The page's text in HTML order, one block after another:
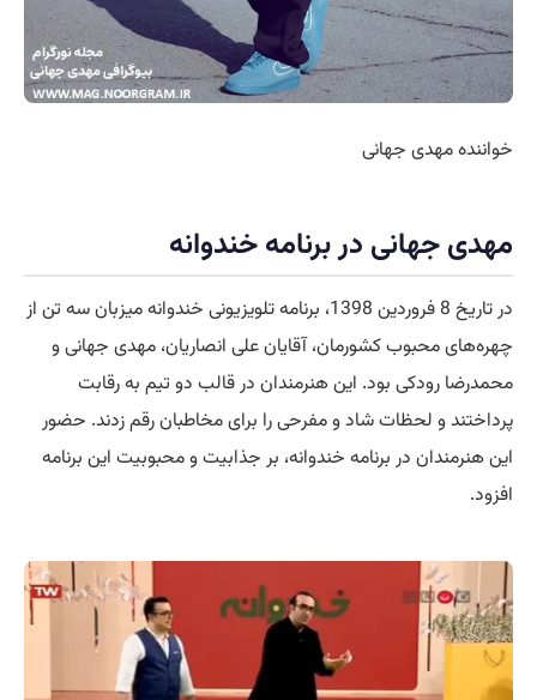
خواننده مهدی جهانی
مهدی جهانی در برنامه خندوانه
در تاریخ 8 فروردین 1398، برنامه تلویزیونی خندوانه میزبان سه تن از
چهره‌های محبوب کشورمان، آقایان علی انصاریان، مهدی جهانی و
محمدرضا رودکی بود. این هنرمندان در قالب دو تیم به رقابت
پرداختند و لحظات شاد و مفرحی را برای مخاطبان رقم زدند. حضور
این هنرمندان در برنامه خندوانه، بر جذابیت و محبوبیت این برنامه
افزود.